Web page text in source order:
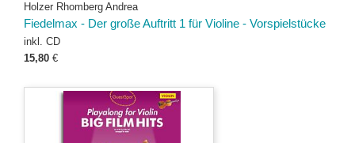
Holzer Rhomberg Andrea
Fiedelmax - Der große Auftritt 1 für Violine - Vorspielstücke
inkl. CD
15,80 €